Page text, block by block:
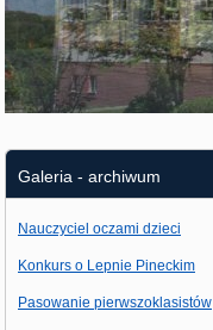
Galeria - archiwum
Nauczyciel oczami dzieci
Konkurs o Lepnie Pineckim
Pasowanie pierwszoklasistów